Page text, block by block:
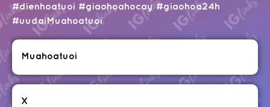
#dienhoatuoi #giaohoahocay #giaohoa24h
#uudaiMuahoatuoi
Muahoatuoi
X